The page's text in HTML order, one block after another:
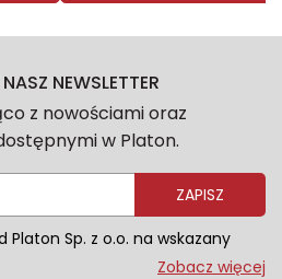
NEWSLETTER
z nowościami oraz
w Platon.
ZAPISZ
Sp. z o.o. na wskazany
mail informacje marketingowe
Zobacz więcej